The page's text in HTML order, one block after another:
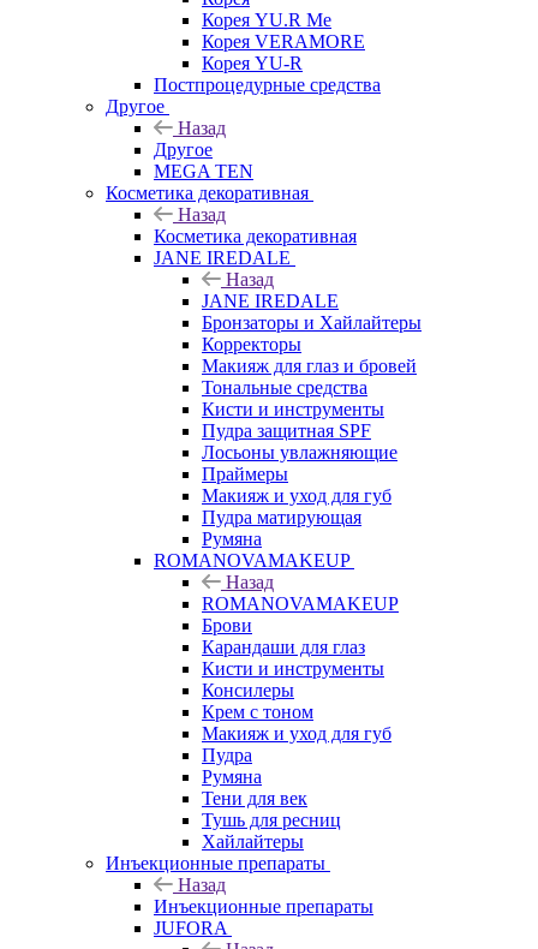
Корея YU.R Me
Корея VERAMORE
Корея YU-R
Постпроцедурные средства
Другое
Назад
Другое
MEGA TEN
Косметика декоративная
Назад
Косметика декоративная
JANE IREDALE
Назад
JANE IREDALE
Бронзаторы и Хайлайтеры
Корректоры
Макияж для глаз и бровей
Тональные средства
Кисти и инструменты
Пудра защитная SPF
Лосьоны увлажняющие
Праймеры
Макияж и уход для губ
Пудра матирующая
Румяна
ROMANOVAMAKEUP
Назад
ROMANOVAMAKEUP
Брови
Карандаши для глаз
Кисти и инструменты
Консилеры
Крем с тоном
Макияж и уход для губ
Пудра
Румяна
Тени для век
Тушь для ресниц
Хайлайтеры
Инъекционные препараты
Назад
Инъекционные препараты
JUFORA